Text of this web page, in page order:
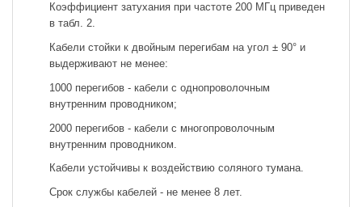
Коэффициент затухания при частоте 200 МГц приведен
в табл. 2.
Кабели стойки к двойным перегибам на угол ± 90° и
выдерживают не менее:
1000 перегибов - кабели с однопроволочным
внутренним проводником;
2000 перегибов - кабели с многопроволочным
внутренним проводником.
Кабели устойчивы к воздействию соляного тумана.
Срок службы кабелей - не менее 8 лет.